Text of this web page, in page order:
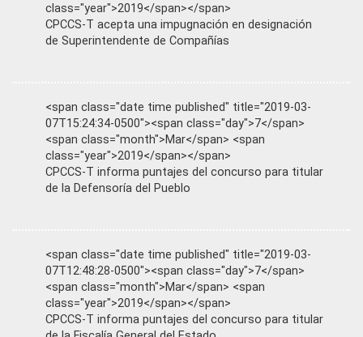
class="year">2019</span></span>
CPCCS-T acepta una impugnación en designación
de Superintendente de Compañías
<span class="date time published" title="2019-03-
07T15:24:34-0500"><span class="day">7</span>
<span class="month">Mar</span> <span
class="year">2019</span></span>
CPCCS-T informa puntajes del concurso para titular
de la Defensoría del Pueblo
<span class="date time published" title="2019-03-
07T12:48:28-0500"><span class="day">7</span>
<span class="month">Mar</span> <span
class="year">2019</span></span>
CPCCS-T informa puntajes del concurso para titular